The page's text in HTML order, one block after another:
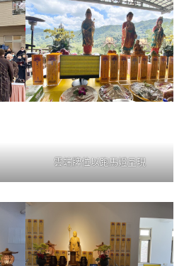
雲端牌位以跑馬燈呈現